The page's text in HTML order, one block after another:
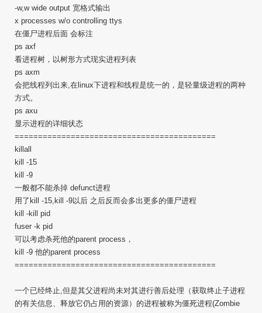
-w,w wide output 宽格式输出
x processes w/o controlling ttys
在僵尸进程后面 会标注
ps axf
看进程树，以树形方式现实进程列表
ps axm
会把线程列出来,在linux下进程和线程是统一的，是轻量级进程的两种
方式。
ps axu
显示进程的详细状态
===========================================
killall
kill -15
kill -9
一般都不能杀掉 defunct进程
用了kill -15,kill -9以后 之后反而会多出更多的僵尸进程
kill -kill pid
fuser -k pid
可以考虑杀死他的parent process，
kill -9 他的parent process
===========================================
一个已经终止,但是其父进程尚未对其进行善后处理（获取终止子进程
的有关信息、释放它仍占用的资源）的进程被称为僵死进程(Zombie